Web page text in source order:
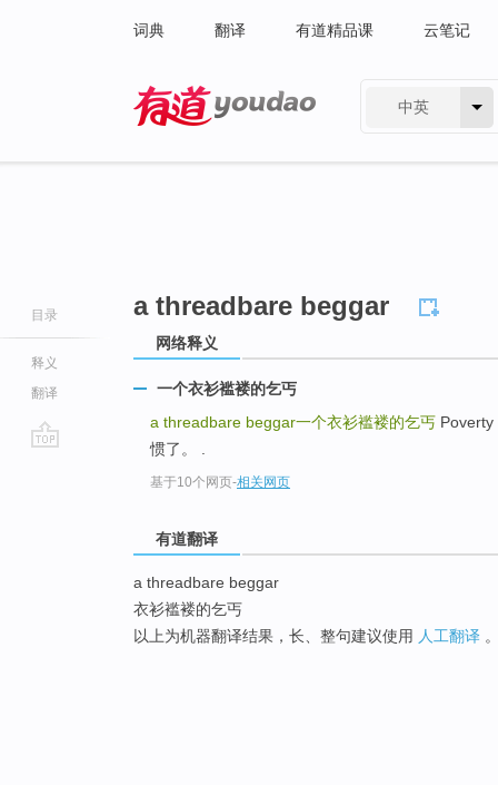
词典 翻译 有道精品课 云笔记
中英
目录
释义
翻译
a threadbare beggar
网络释义
一个衣衫褴褛的乞丐
a threadbare beggar一个衣衫褴褛的乞丐
惯了。 .
基于10个网页-相关网页
有道翻译
a threadbare beggar
衣衫褴褛的乞丐
以上为机器翻译结果，长、整句建议使用 人工翻译